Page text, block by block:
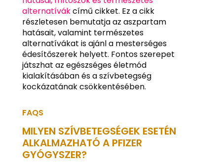
alternatívákcímű cikket. Ez a cikk
részletesen bemutatja az aszpartam
hatásait, valamint természetes
alternatívákat is ajánl a mesterséges
édesítőszerek helyett. Fontos szerepet
játszhat az egészséges életmód
kialakításában és a szívbetegség
kockázatának csökkentésében.
FAQS
MILYEN SZÍVBETEGSÉGEK ESETÉN
ALKALMAZHATÓ A PFIZER
GYÓGYSZER?